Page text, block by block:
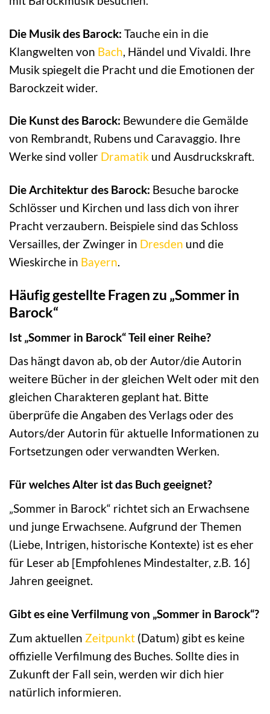
Die Musik des Barock: Tauche ein in die
Klangwelten von Bach , Händel und Vivaldi. Ihre
Musik spiegelt die Pracht und die Emotionen der
Barockzeit wider.
Die Kunst des Barock: Bewundere die Gemälde
von Rembrandt, Rubens und Caravaggio. Ihre
Werke sind voller Dramatik und Ausdruckskraft.
Die Architektur des Barock: Besuche barocke
Schlösser und Kirchen und lass dich von ihrer
Pracht verzaubern. Beispiele sind das Schloss
Versailles, der Zwinger in Dresden und die
Wieskirche in Bayern.
Häufig gestellte Fragen zu „Sommer in
Barock“
Ist „Sommer in Barock“ Teil einer Reihe?
Das hängt davon ab, ob der Autor/die Autorin
weitere Bücher in der gleichen Welt oder mit den
gleichen Charakteren geplant hat. Bitte
überprüfe die Angaben des Verlags oder des
Autors/der Autorin für aktuelle Informationen zu
Fortsetzungen oder verwandten Werken.
Für welches Alter ist das Buch geeignet?
„Sommer in Barock“ richtet sich an Erwachsene
und junge Erwachsene. Aufgrund der Themen
(Liebe, Intrigen, historische Kontexte) ist es eher
für Leser ab [Empfohlenes Mindestalter, z.B. 16]
Jahren geeignet.
Gibt es eine Verfilmung von „Sommer in Barock“?
Zum aktuellen Zeitpunkt (Datum) gibt es keine
offizielle Verfilmung des Buches. Sollte dies in
Zukunft der Fall sein, werden wir dich hier
natürlich informieren.